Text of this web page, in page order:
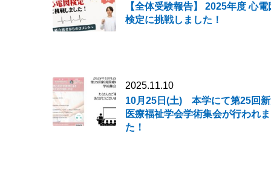
【全体受験報告】 2025年度 心電
検定に挑戦しました！
2025.11.10
10月25日(土) 本学にて第25回
医療福祉学会学術集会が行われ
た！